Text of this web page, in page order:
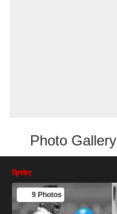
Photo Gallery
क्रिकेट
9 Photos